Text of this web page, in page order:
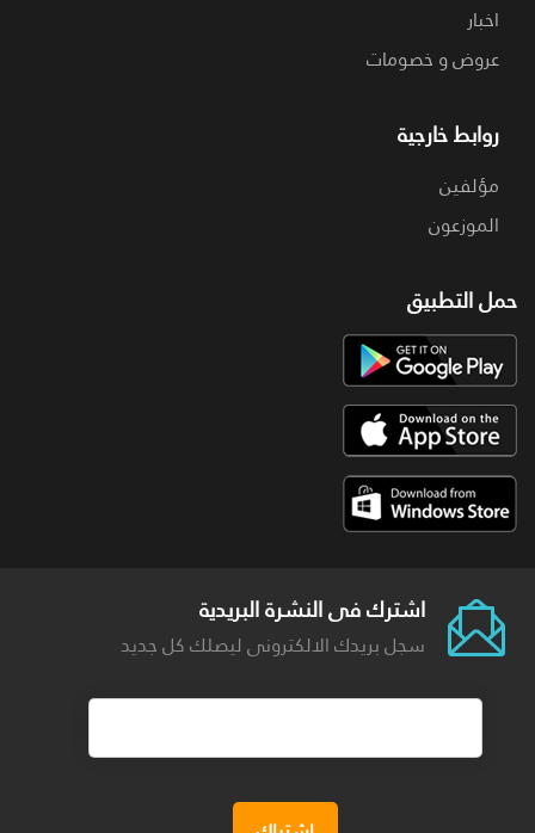
اخبار
عروض و خصومات
روابط خارجية
مؤلفين
الموزعون
حمل التطبيق
اشترك فى النشرة البريدية
سجل بريدك الالكترونى ليصلك كل جديد